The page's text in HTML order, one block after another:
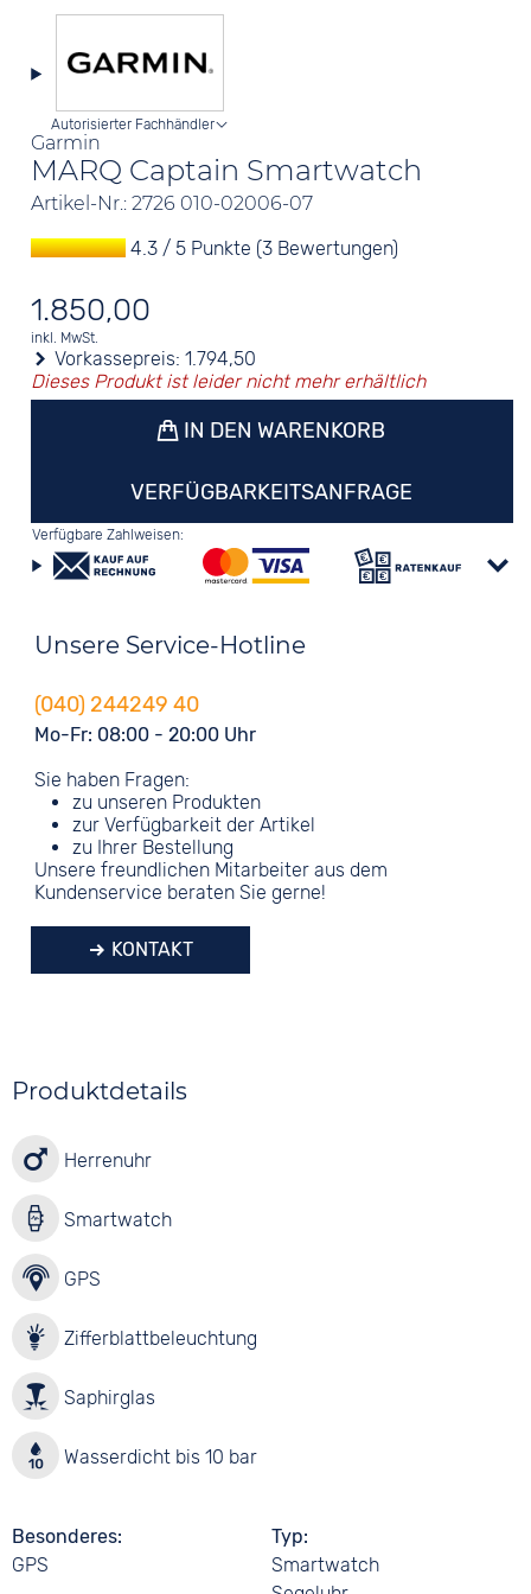
Garmin
MARQ Captain Smartwatch
Artikel-Nr.: 2726 010-02006-07
Autorisierter Fachhändler
4.3 / 5 Punkte (3 Bewertungen)
1.850,00
inkl. MwSt.
Vorkassepreis:1.794,50
Dieses Produkt ist leider nicht mehr erhältlich
IN DEN WARENKORB
VERFÜGBARKEITSANFRAGE
Verfügbare Zahlweisen:
Unsere Service-Hotline
(040) 244249 40
Mo-Fr: 08:00 - 20:00 Uhr
Sie haben Fragen:
zu unseren Produkten
zur Verfügbarkeit der Artikel
zu Ihrer Bestellung
Unsere freundlichen Mitarbeiter aus dem
Kundenservice beraten Sie gerne!
KONTAKT
Produktdetails
Herrenuhr
Smartwatch
GPS
Zifferblattbeleuchtung
Saphirglas
Wasserdicht bis 10 bar
Besonderes
GPS
Typ
Smartwatch